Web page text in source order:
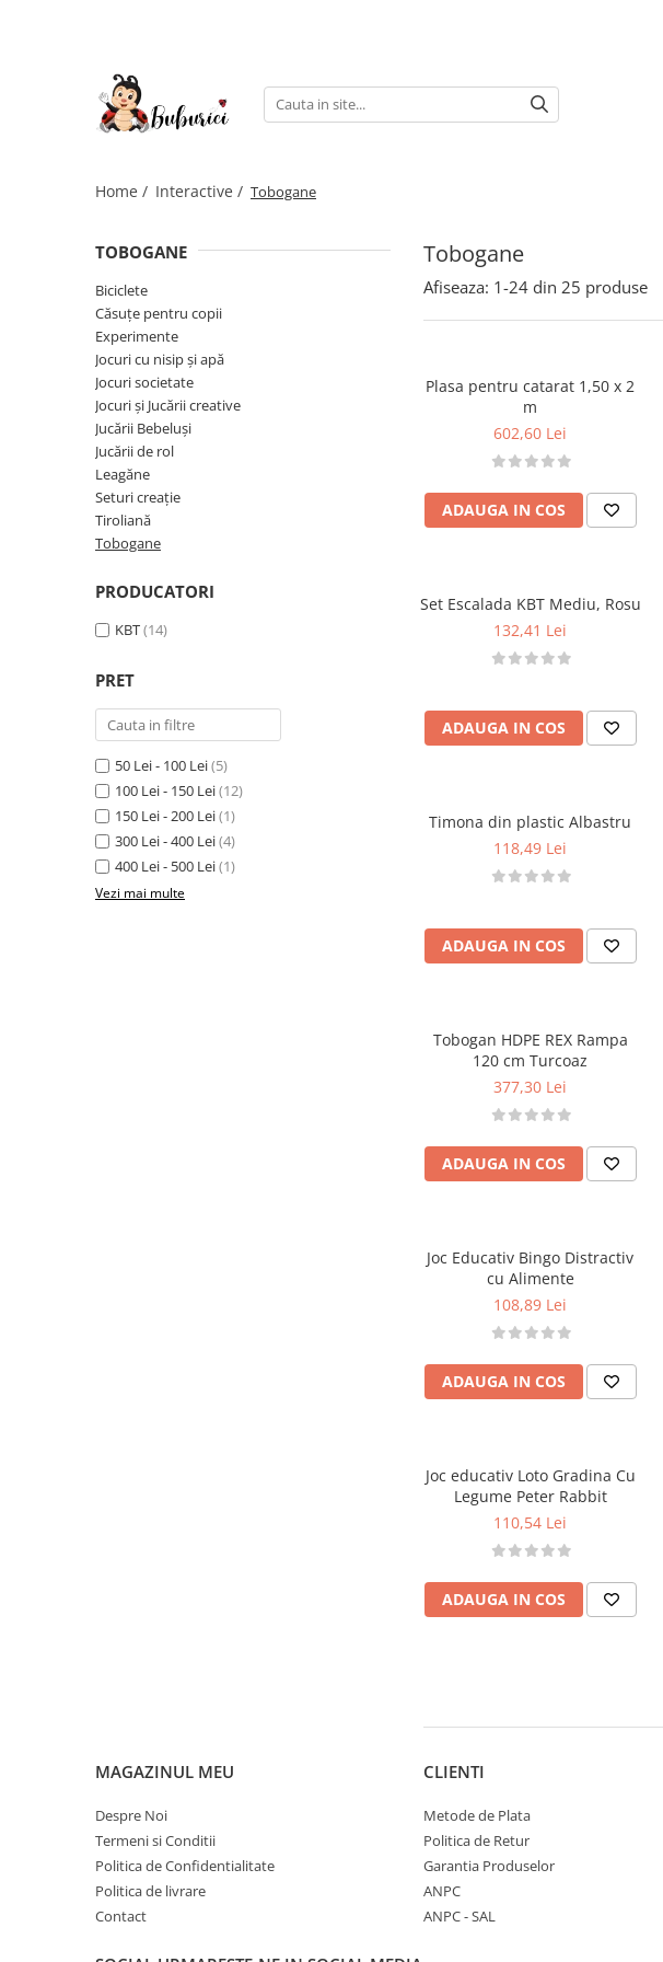
ConstrucțiiHome / Interactive / Tobogane
Tobogane
TOBOGANE
Biciclete
Căsuțe pentru copii
Experimente
Jocuri cu nisip și apă
Jocuri societate
Jocuri și Jucării creative
Jucării Bebeluși
Jucării de rol
Leagăne
Seturi creație
Tiroliană
Tobogane
PRODUCATORI
KBT(14)
PRET
50 Lei - 100 Lei(5)
100 Lei - 150 Lei(12)
150 Lei - 200 Lei(1)
300 Lei - 400 Lei(4)
400 Lei - 500 Lei(1)
Vezi mai multe
Afiseaza: 1-24 din 25 produse
Plasa pentru catarat 1,50 x 2
m
602,60 Lei
ADAUGA IN COS
Set Escalada KBT Mediu, Rosu
132,41 Lei
ADAUGA IN COS
Timona din plastic Albastru
118,49 Lei
ADAUGA IN COS
Tobogan HDPE REX Rampa
120 cm Turcoaz
377,30 Lei
ADAUGA IN COS
Joc Educativ Bingo Distractiv
cu Alimente
108,89 Lei
ADAUGA IN COS
Joc educativ Loto Gradina Cu
Legume Peter Rabbit
110,54 Lei
ADAUGA IN COS
MAGAZINUL MEU
Despre Noi
Termeni si Conditii
Politica de Confidentialitate
Politica de livrare
Contact
CLIENTI
Metode de Plata
Politica de Retur
Garantia Produselor
ANPC
ANPC - SAL